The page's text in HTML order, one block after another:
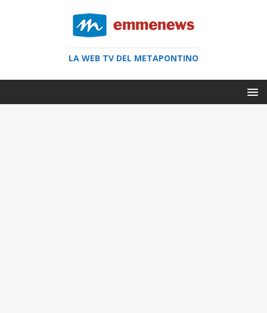
LA WEB TV DEL METAPONTINO